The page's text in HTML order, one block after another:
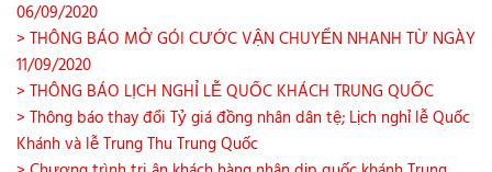
06/09/2020
> THÔNG BÁO MỞ GÓI CƯỚC VẬN CHUYỂN NHANH TỪ NGÀY
11/09/2020
> THÔNG BÁO LỊCH NGHỈ LỄ QUỐC KHÁCH TRUNG QUỐC
> Thông báo thay đổi Tỷ giá đồng nhân dân tệ; Lịch nghỉ lễ Quốc
Khánh và lễ Trung Thu Trung Quốc